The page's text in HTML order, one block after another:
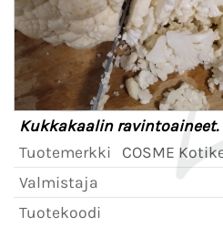
Kukkakaalin ravintoaineet.
Tuotemerkki
COSME
Valmistaja
Tuotekoodi